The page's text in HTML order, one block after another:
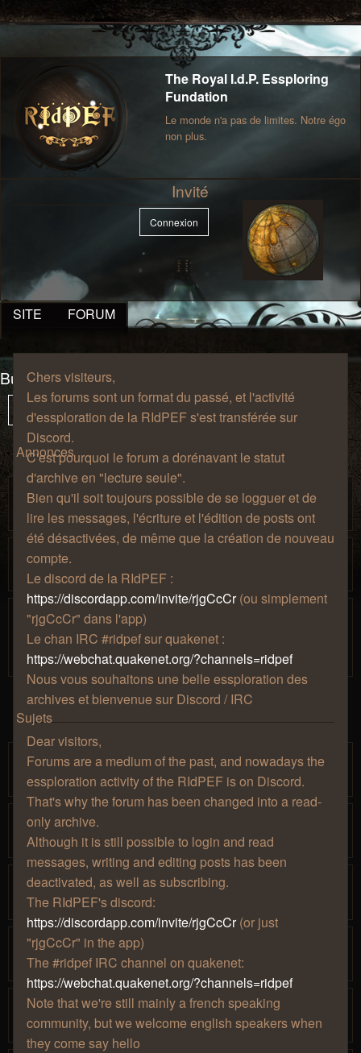
The Royal I.d.P. Essploring
Fundation
Le monde n'a pas de limites. Notre égo
non plus.
Invité
Connexion
SITE FORUM
Chers visiteurs,
Les forums sont un format du passé, et l'activité
d'essploration de la RIdPEF s'est transférée sur
Discord.
C'est pourquoi le forum a dorénavant le statut
d'archive en "lecture seule".
Bien qu'il soit toujours possible de se logguer et de
lire les messages, l'écriture et l'édition de posts ont
été désactivées, de même que la création de nouveau
compte.
Le discord de la RIdPEF :
https://discordapp.com/invite/rjgCcCr(ou simplement
"rjgCcCr" dans l'app)
Le chan IRC #ridpef sur quakenet :
https://webchat.quakenet.org/?channels=ridpef
Nous vous souhaitons une belle essploration des
archives et bienvenue sur Discord / IRC
Dear visitors,
Forums are a medium of the past, and nowadays the
essploration activity of the RIdPEF is on Discord.
That's why the forum has been changed into a read-
only archive.
Although it is still possible to login and read
messages, writing and editing posts has been
deactivated, as well as subscribing.
The RIdPEF's discord:
https://discordapp.com/invite/rjgCcCr(or just
"rjgCcCr" in the app)
The #ridpef IRC channel on quakenet:
https://webchat.quakenet.org/?channels=ridpef
Note that we're still mainly a french speaking
community, but we welcome english speakers when
they come say hello
Bureau d'admission
Verrouillé 65 sujets
Annonces
Accéder à l'aile Est
Mjollna » dim. 17 avr. 2016, 11:20
par Mjollna» dim. 17 avr. 2016, 11:18
Règles de bienséance.
parZhao» jeu. 27 août 2009, 12:57 » dans
café
Sujets
Candidature Aile Ouest: Ainz
parAinz» ven. 03 juil. 2020, 17:10
Candidature Aile Ouest : Mennethil
par Mennethil» sam. 05 janv. 2019, 15:43
Candidature aile ouest babass : Erondyl
parbabass» mer. 17 janv. 2018, 21:35
Candidature Aile Ouest mimi181001
par mimi181001» lun. 10 juil. 2017, 03:27
Candidature Aile Ouest MrJbf *validé*
parMrJbf » mer. 17 mai 2017, 17:37